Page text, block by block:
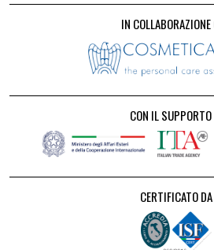
IN COLLABORAZIONE
CON IL
CERTIFICATO DA